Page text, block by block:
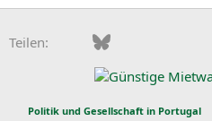
Teilen: FacebookBluesky
Politik und Gesellschaft in Portugal